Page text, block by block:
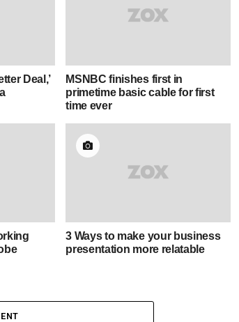
Deal,’
MSNBC finishes first in
primetime basic cable for first
time ever
3 Ways to make your business
presentation more relatable